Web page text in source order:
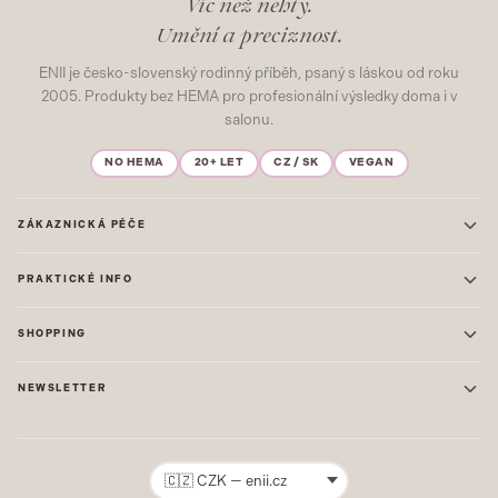
Umění a preciznost.
ENII je česko-slovenský rodinný příběh, psaný s láskou od roku
2005. Produkty bez HEMA pro profesionální výsledky doma i v
salonu.
NO HEMA 20+ LET CZ / SK VEGAN
ZÁKAZNICKÁ PÉČE
Časté dotazy
Mapa stránek
PRAKTICKÉ INFO
Prodejna: Uherské Hradiště
Ochrana osobních údajů
SHOPPING
GEL LAKY
NEWSLETTER